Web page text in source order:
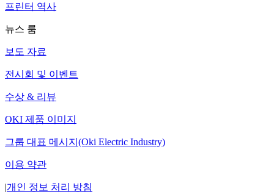
프린터 역사
뉴스 룸
보도 자료
전시회 및 이벤트
수상 & 리뷰
OKI 제품 이미지
그룹 대표 메시지(Oki Electric Industry)
이용 약관
|개인 정보 처리 방침